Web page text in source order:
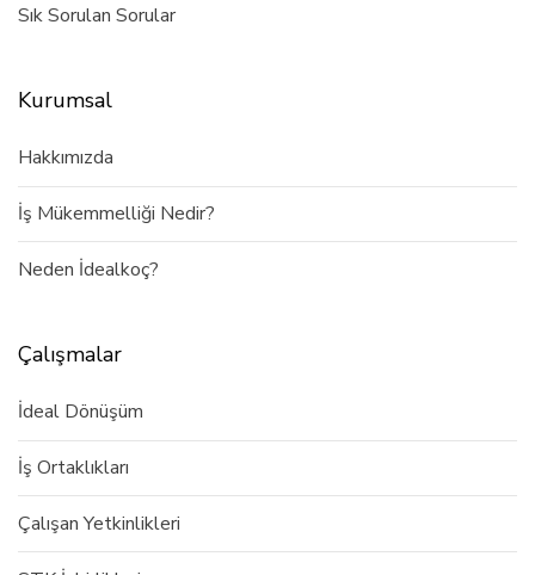
Sık Sorulan Sorular
Kurumsal
Hakkımızda
İş Mükemmelliği Nedir?
Neden İdealkoç?
Çalışmalar
İdeal Dönüşüm
İş Ortaklıkları
Çalışan Yetkinlikleri